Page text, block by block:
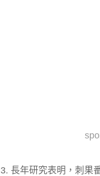
3. 長年研究表明，刺果